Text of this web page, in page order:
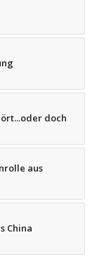
doch
aus
China